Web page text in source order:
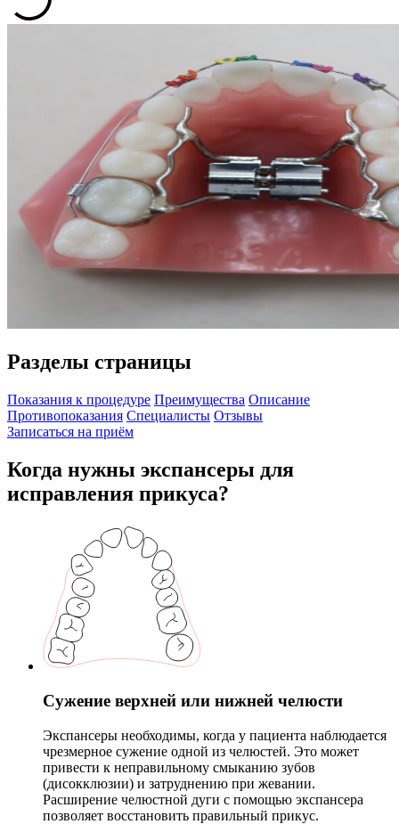
Разделы страницы
Показания к процедуре Преимущества Описание
Противопоказания Специалисты Отзывы
Записаться на приём
Когда нужны экспансеры для
исправления прикуса?
Сужение верхней или нижней челюсти
Экспансеры необходимы, когда у пациента наблюдается
чрезмерное сужение одной из челюстей. Это может
привести к неправильному смыканию зубов
(дисокклюзии) и затруднению при жевании.
Расширение челюстной дуги с помощью экспансера
позволяет восстановить правильный прикус.